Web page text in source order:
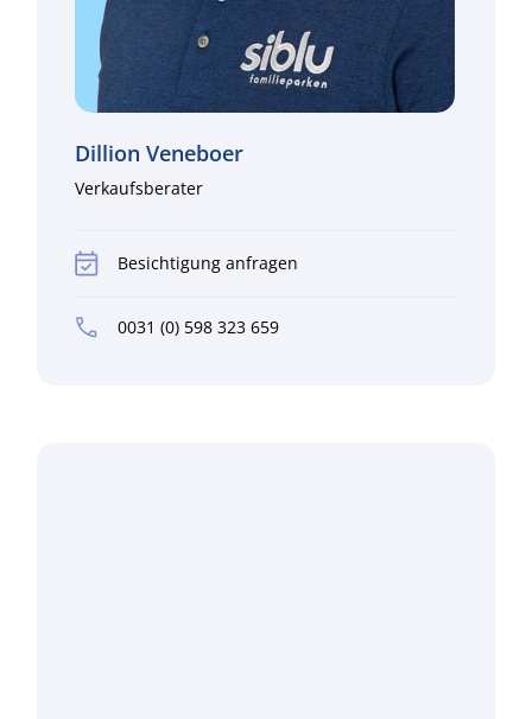
Dillion Veneboer
Verkaufsberater
Besichtigung anfragen
0031 (0) 598 323 659